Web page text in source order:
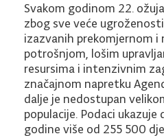
Svakom godinom 22.
zbog sve veće
izazvanih prekomjernom
potrošnjom, lošim
resursima i intenzivnim
značajnom napretku
dalje je nedostupan
populacije. Podaci ukazuje
godine više od 255 500